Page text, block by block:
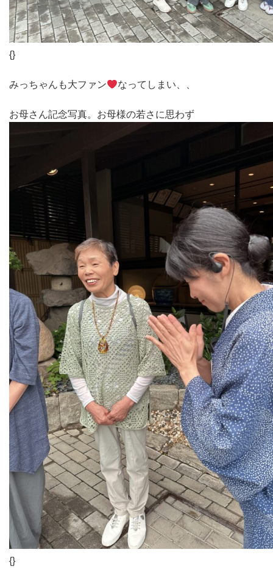
{}
みっちゃんも大ファン なってしまい、、
お母さん記念写真。お母様の若さに思わず
{}